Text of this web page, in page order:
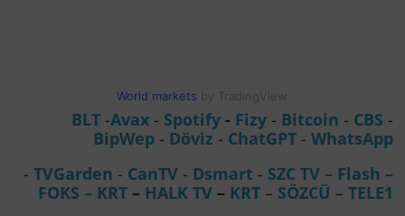
World markets
BLT-Avax- Spotify- Fizy- Bitcoin - CBS -
BipWep- Döviz - ChatGPT- WhatsApp
- TVGarden - CanTV- Dsmart - SZC TV – Flash –
FOKS – KRT– HALK TV– KRT– SÖZCÜ – TELE1